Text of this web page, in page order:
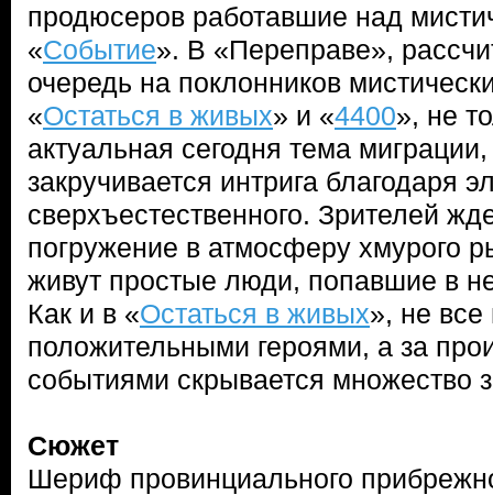
продюсеров работавшие над
«Событие». В «Переправе»,
очередь на поклонников
«Остаться в живых» и «4400», не
актуальная сегодня тема
закручивается интрига благодаря
сверхъестественного. Зрителей
погружение в атмосферу хмурого
живут простые люди, попавшие в
Как и в «Остаться в живых», не все
положительными героями, а за
событиями скрывается множество
Сюжет
Шериф провинциального